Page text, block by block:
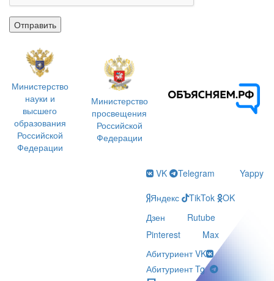
Отправить
Министерство
науки и
высшего
образования
Российской
Федерации
Министерство
просвещения
Российской
Федерации
VK Telegram
Yappy
Яндекс
TikTok
OK
Дзен
Rutube
Pinterest
Max
Абитуриент VK
Абитуриент Tg